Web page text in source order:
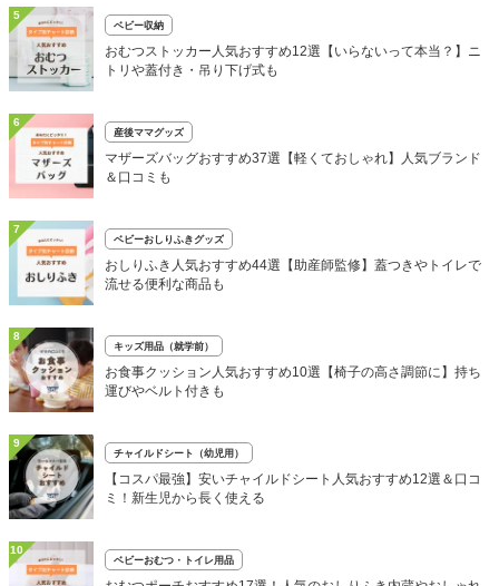
5
ベビー収納
おむつストッカー人気おすすめ12選【いらないって本当？】ニ
トリや蓋付き・吊り下げ式も
6
産後ママグッズ
マザーズバッグおすすめ37選【軽くておしゃれ】人気ブランド
＆口コミも
7
ベビーおしりふきグッズ
おしりふき人気おすすめ44選【助産師監修】蓋つきやトイレで
流せる便利な商品も
8
キッズ用品（就学前）
お食事クッション人気おすすめ10選【椅子の高さ調節に】持ち
運びやベルト付きも
9
チャイルドシート（幼児用）
【コスパ最強】安いチャイルドシート人気おすすめ12選＆口コ
ミ！新生児から長く使える
10
ベビーおむつ・トイレ用品